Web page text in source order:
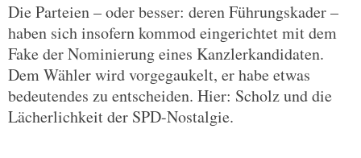
Die Parteien – oder besser: deren Führungskader –
haben sich insofern kommod eingerichtet mit dem
Fake der Nominierung eines Kanzlerkandidaten.
Dem Wähler wird vorgegaukelt, er habe etwas
bedeutendes zu entscheiden. Hier: Scholz und die
Lächerlichkeit der SPD-Nostalgie.